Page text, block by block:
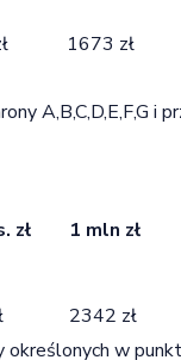
1673 zł
A,B,C,D,E,F,G i
zł 1 mln zł
2342 zł
w